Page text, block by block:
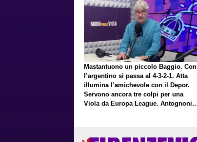
Mastantuono un piccolo Baggio. Con
l’argentino si passa al 4-3-2-1. Atta
illumina l’amichevole con il Depor.
Servono ancora tre colpi per una
Viola da Europa League. Antognoni,